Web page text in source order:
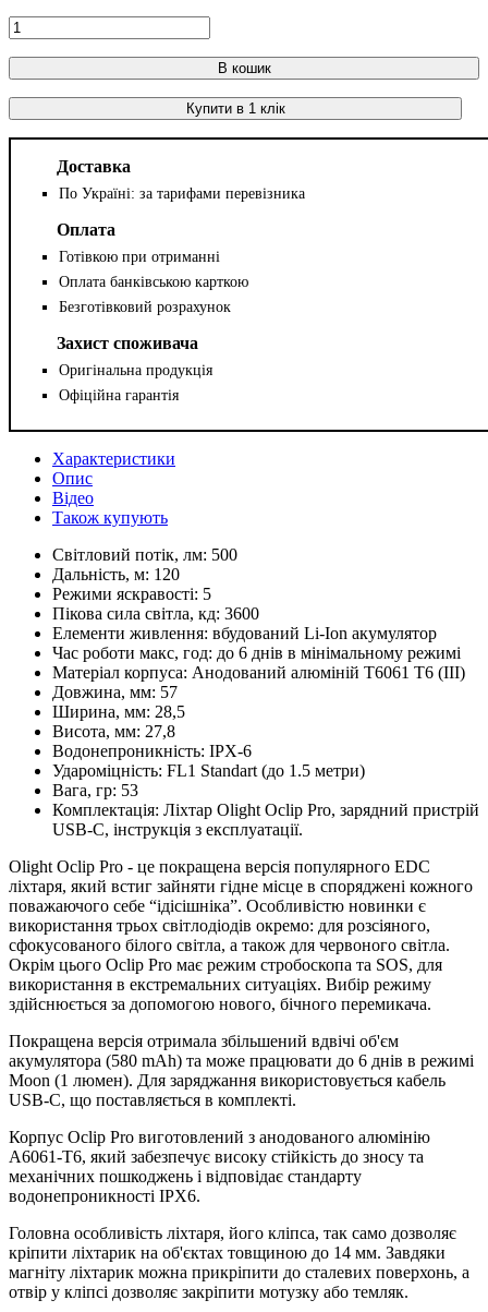
В кошик
Купити в 1 клік
Доставка
По Україні: за тарифами перевізника
Оплата
Готівкою при отриманні
Оплата банківською карткою
Безготівковий розрахунок
Захист споживача
Оригінальна продукція
Офіційна гарантія
Характеристики
Опис
Відео
Також купують
Світловий потік, лм: 500
Дальність, м: 120
Режими яскравості: 5
Пікова сила світла, кд: 3600
Елементи живлення: вбудований Li-Ion акумулятор
Час роботи макс, год: до 6 днів в мінімальному режимі
Матеріал корпуса: Анодований алюміній T6061 T6 (III)
Довжина, мм: 57
Ширина, мм: 28,5
Висота, мм: 27,8
Водонепроникність: IPX-6
Удароміцність: FL1 Standart (до 1.5 метри)
Вага, гр: 53
Комплектація: Ліхтар Olight Oclip Pro, зарядний пристрій
USB-C, інструкція з експлуатації.
Olight Oclip Pro - це покращена версія популярного EDC
ліхтаря, який встиг зайняти гідне місце в споряджені кожного
поважаючого себе “ідісішніка”. Особливістю новинки є
використання трьох світлодіодів окремо: для розсіяного,
сфокусованого білого світла, а також для червоного світла.
Окрім цього Oclip Pro має режим стробоскопа та SOS, для
використання в екстремальних ситуаціях. Вибір режиму
здійснюється за допомогою нового, бічного перемикача.
Покращена версія отримала збільшений вдвічі об'єм
акумулятора (580 mAh) та може працювати до 6 днів в режимі
Moon (1 люмен). Для заряджання використовується кабель
USB-C, що поставляється в комплекті.
Корпус Oclip Pro виготовлений з анодованого алюмінію
A6061-T6, який забезпечує високу стійкість до зносу та
механічних пошкоджень і відповідає стандарту
водонепроникності IPX6.
Головна особливість ліхтаря, його кліпса, так само дозволяє
кріпити ліхтарик на об'єктах товщиною до 14 мм. Завдяки
магніту ліхтарик можна прикріпити до сталевих поверхонь, а
отвір у кліпсі дозволяє закріпити мотузку або темляк.